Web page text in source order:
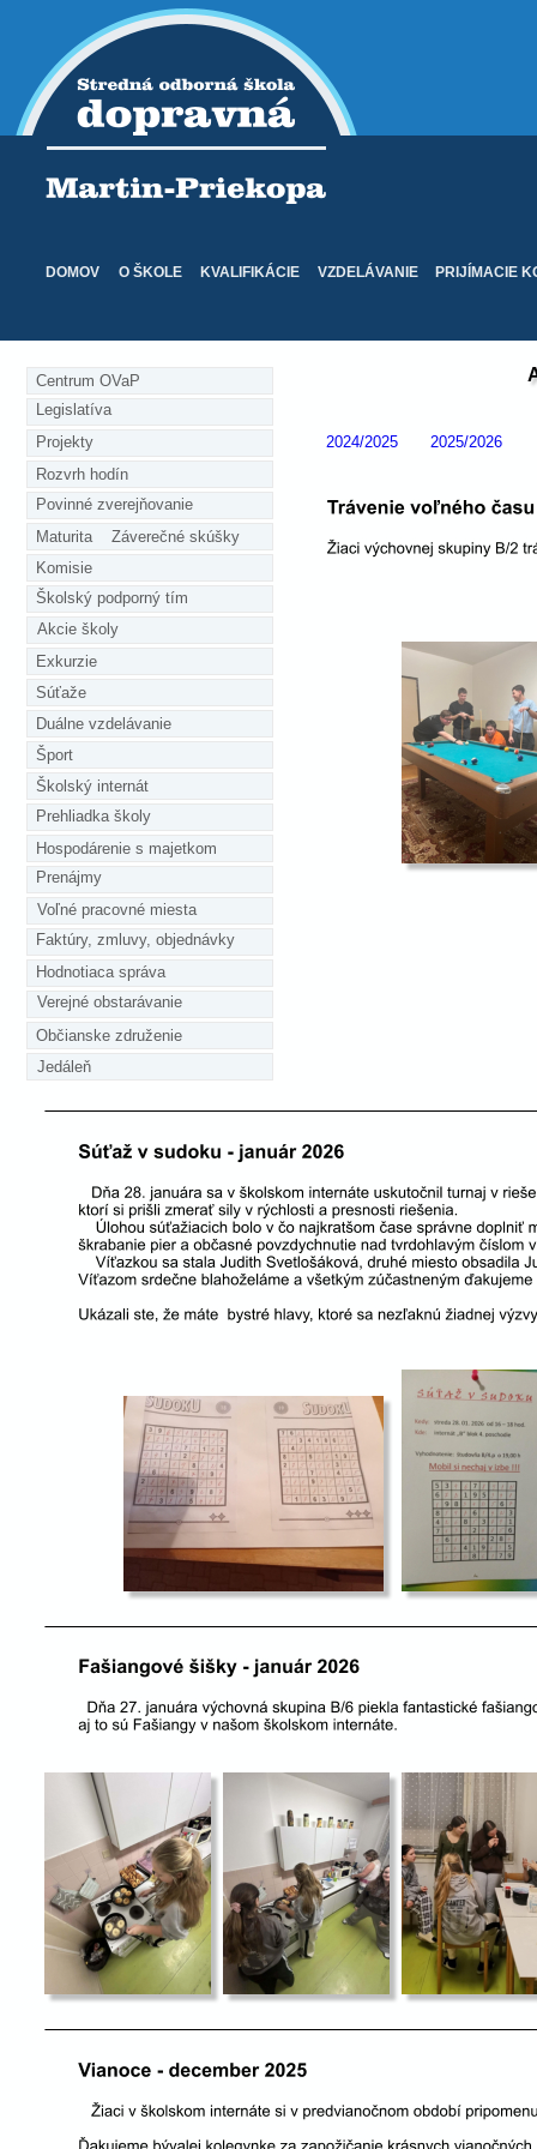
O ŠKOLE KVALIFIKÁCIE PRIJÍMACIE
DOMOV VZDELÁVANIE
Povinné zverejňovanie
Projekty
Maturita    Záverečné skúšky
Rozvrh hodín
Hodnotiaca správa
Verejné obstarávanie
Prehliadka školy
Šport
Školský internát
Komisie
Školský podporný tím
Občianske združenie
Prenájmy
Jedáleň
Faktúry, zmluvy, objednávky
Duálne vzdelávanie
Centrum OVaP
Exkurzie
Súťaže
Voľné pracovné miesta
Akcie školy
Hospodárenie s majetkom
Legislatíva
2024/2025
2025/2026